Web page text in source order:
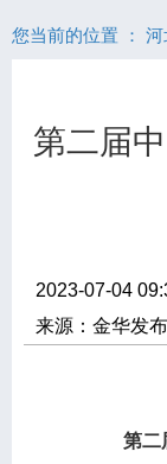
您当前的位置 ： 河
第二届
2023-07-04
来源：金华发布
第二